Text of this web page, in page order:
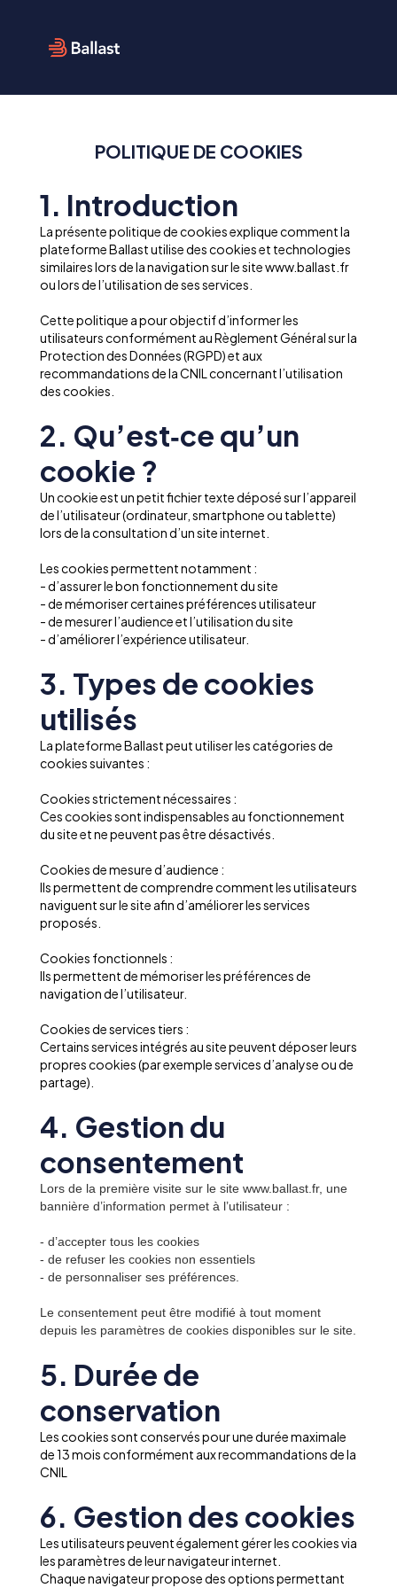
POLITIQUE DE COOKIES
1. Introduction
La présente politique de cookies explique comment la
plateforme Ballast utilise des cookies et technologies
similaires lors de la navigation sur le site www.ballast.fr
ou lors de l’utilisation de ses services.
Cette politique a pour objectif d’informer les
utilisateurs conformément au Règlement Général sur la
Protection des Données (RGPD) et aux
recommandations de la CNIL concernant l’utilisation
des cookies.
2. Qu’est‑ce qu’un
cookie ?
Un cookie est un petit fichier texte déposé sur l’appareil
de l’utilisateur (ordinateur, smartphone ou tablette)
lors de la consultation d’un site internet.
Les cookies permettent notamment :
- d’assurer le bon fonctionnement du site
- de mémoriser certaines préférences utilisateur
- de mesurer l’audience et l’utilisation du site
- d’améliorer l’expérience utilisateur.
3. Types de cookies
utilisés
La plateforme Ballast peut utiliser les catégories de
cookies suivantes :
Cookies strictement nécessaires :
Ces cookies sont indispensables au fonctionnement
du site et ne peuvent pas être désactivés.
Cookies de mesure d’audience :
Ils permettent de comprendre comment les utilisateurs
naviguent sur le site afin d’améliorer les services
proposés.
Cookies fonctionnels :
Ils permettent de mémoriser les préférences de
navigation de l’utilisateur.
Cookies de services tiers :
Certains services intégrés au site peuvent déposer leurs
propres cookies (par exemple services d’analyse ou de
partage).
4. Gestion du
consentement
Lors de la première visite sur le site www.ballast.fr, une
bannière d’information permet à l’utilisateur :
- d’accepter tous les cookies
- de refuser les cookies non essentiels
- de personnaliser ses préférences.
Le consentement peut être modifié à tout moment
depuis les paramètres de cookies disponibles sur le site.
5. Durée de
conservation
Les cookies sont conservés pour une durée maximale
de 13 mois conformément aux recommandations de la
CNIL
6. Gestion des cookies
Les utilisateurs peuvent également gérer les cookies via
les paramètres de leur navigateur internet.
Chaque navigateur propose des options permettant